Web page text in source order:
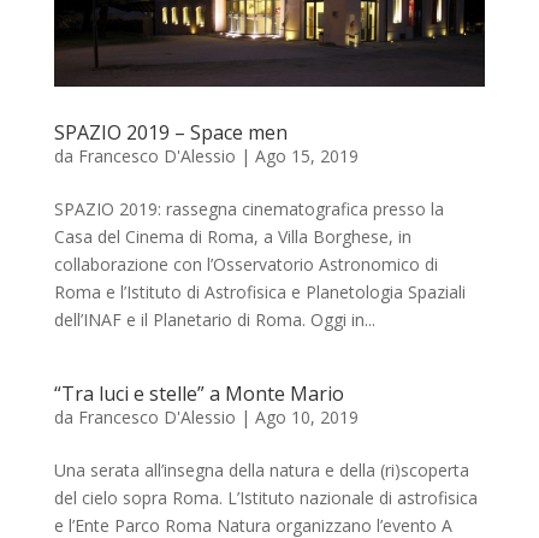
SPAZIO 2019 – Space men
da Francesco D'Alessio | Ago 15, 2019
SPAZIO 2019: rassegna cinematografica presso la
Casa del Cinema di Roma, a Villa Borghese, in
collaborazione con l’Osservatorio Astronomico di
Roma e l’Istituto di Astrofisica e Planetologia Spaziali
dell’INAF e il Planetario di Roma. Oggi in...
“Tra luci e stelle” a Monte Mario
da Francesco D'Alessio | Ago 10, 2019
Una serata all’insegna della natura e della (ri)scoperta
del cielo sopra Roma. L’Istituto nazionale di astrofisica
e l’Ente Parco Roma Natura organizzano l’evento A